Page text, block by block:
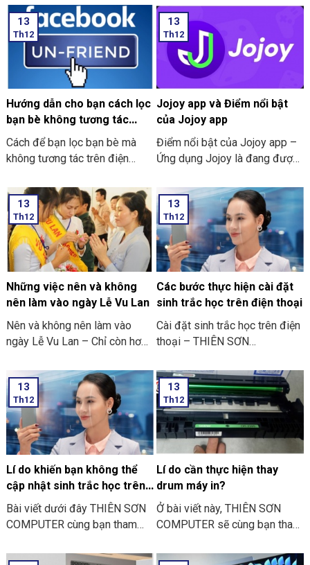
13
Th12
Hướng dẫn cho bạn cách lọc
bạn bè không tương tác
trên Facebook nhanh nhất
2024
Cách để bạn lọc bạn bè mà
không tương tác trên điện
13
Th12
Jojoy app và Điểm nổi bật
của Jojoy app
Điểm nổi bật của Jojoy app –
Ứng dụng Jojoy là đang được
đồng người yêu thích các trò
chơi điện tử ở trên điện thoại
di động.
13
Th12
Những việc nên và không
nên làm vào ngày Lễ Vu Lan
Nên và không nên làm vào
ngày Lễ Vu Lan – Chỉ còn hơn
ngày Vu Lan báo hiếu rồi.
THIÊN SƠN COMPUTER chia
sẻ với bạn về những việc nên
và không nên làm ngày Lễ Vu
Lan nhé.
13
Th12
Các bước thực hiện cài đặt
sinh trắc học trên điện thoại
Cài đặt sinh trắc học trên điện
thoại – THIÊN SƠN
khảo “các bước thực hiện cài
đặt sinh trắc học trên điện
thoại” nhé
13
Th12
Lí do khiến bạn không thể
cập nhật sinh trắc học trên
ứng dụng ngân hàng
Bài viết dưới đây THIÊN SƠN
COMPUTER cùng bạn tham
không thể cập nhật sinh trắc
13
Th12
Lí do cần thực hiện thay
drum máy in?
Ở bài viết này, THIÊN SƠN
COMPUTER sẽ cùng bạn tham
drum máy in là như thế nào